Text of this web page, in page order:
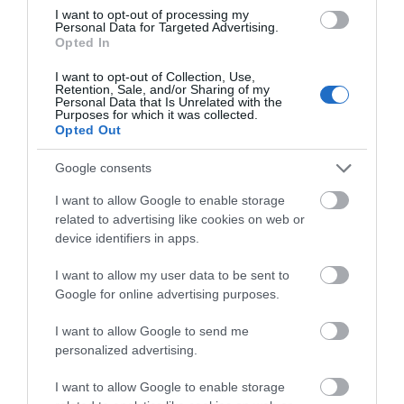
I want to opt-out of processing my
Personal Data for Targeted Advertising.
Opted In
I want to opt-out of Collection, Use,
Retention, Sale, and/or Sharing of my
Personal Data that Is Unrelated with the
Purposes for which it was collected.
Opted Out
Google consents
I want to allow Google to enable storage
related to advertising like cookies on web or
device identifiers in apps.
I want to allow my user data to be sent to
Google for online advertising purposes.
I want to allow Google to send me
personalized advertising.
I want to allow Google to enable storage
Ευτυχώς
Δεν
Κατηγορία:ΠΟΛΙΤΙΚΗ
Δημοσίευση: 11/12/2015
Σχόλια: 12
Φταίει το ζαβό το ριζικό μας;
Φταίει ο θεός που μας μισεί;
Φταίει το κεφάλι το κακό